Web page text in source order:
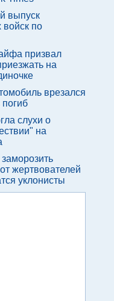
выпуск
войск по
призвал
на
врезался
слухи о
на
жертвователей
уклонисты